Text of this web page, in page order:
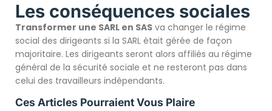
Les conséquences sociales
Transformer une SARL en SAS va changer le régime
social des dirigeants si la SARL était gérée de façon
majoritaire. Les dirigeants seront alors affiliés au régime
général de la sécurité sociale et ne resteront pas dans
celui des travailleurs indépendants.
Ces Articles Pourraient Vous Plaire